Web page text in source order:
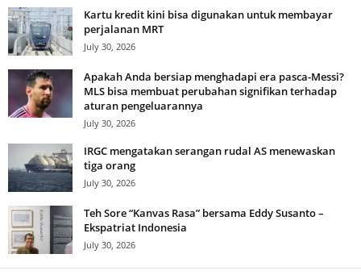
Kartu kredit kini bisa digunakan untuk membayar
perjalanan MRT
July 30, 2026
Apakah Anda bersiap menghadapi era pasca-Messi?
MLS bisa membuat perubahan signifikan terhadap
aturan pengeluarannya
July 30, 2026
IRGC mengatakan serangan rudal AS menewaskan
tiga orang
July 30, 2026
Teh Sore “Kanvas Rasa” bersama Eddy Susanto –
Ekspatriat Indonesia
July 30, 2026